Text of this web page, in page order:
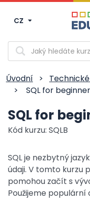
CZ
Vyhledávání
Úvodní >
>
SQL for
SQL for
Kód kurzu: SQLB
SQL je nezbytný
údaji. V tomto kurzu
pomohou začít s
Použijeme populární